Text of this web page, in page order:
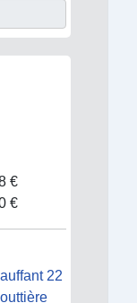
€
€
22